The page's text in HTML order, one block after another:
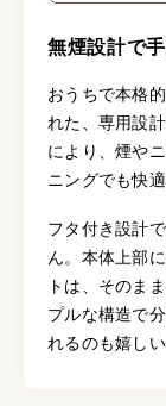
無煙設計で
おうちで本格
れた、専用設
により、煙や
ニングでも快
フタ付き設計
ん。本体上部
トは、そのま
プルな構造で
れるのも嬉し